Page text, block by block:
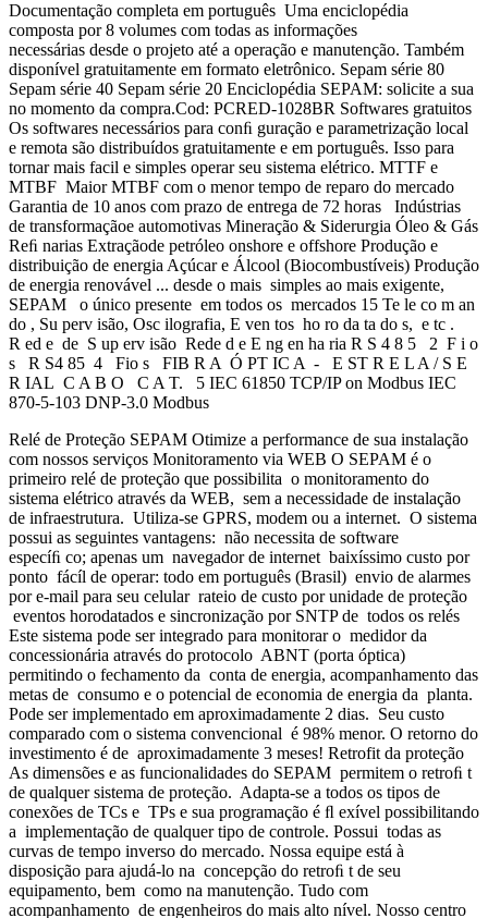
Documentação completa em português Uma enciclopédia
composta por 8 volumes com todas as informações
necessárias desde o projeto até a operação e manutenção. Também
disponível gratuitamente em formato eletrônico. Sepam série 80
Sepam série 40 Sepam série 20 Enciclopédia SEPAM: solicite a sua
no momento da compra.Cod: PCRED-1028BR Softwares gratuitos
Os softwares necessários para conﬁ guração e parametrização local
e remota são distribuídos gratuitamente e em português. Isso para
tornar mais facil e simples operar seu sistema elétrico. MTTF e
MTBF Maior MTBF com o menor tempo de reparo do mercado
Garantia de 10 anos com prazo de entrega de 72 horas Indústrias
de transformaçãoe automotivas Mineração & Siderurgia Óleo & Gás
Reﬁ narias Extraçãode petróleo onshore e offshore Produção e
distribuição de energia Açúcar e Álcool (Biocombustíveis) Produção
de energia renovável ... desde o mais simples ao mais exigente,
SEPAM o único presente em todos os mercados 15 Te le co m an
do , Su perv isão, Osc ilografia, E ven tos ho ro da ta do s, e tc .
R ed e de S up erv isão Rede d e E ng en ha ria R S 4 8 5 2 F i o
s R S4 85 4 Fio s FIB R A Ó PT IC A - E ST R E L A / S E
R IAL C A B O C A T. 5 IEC 61850 TCP/IP on Modbus IEC
870-5-103 DNP-3.0 Modbus
Relé de Proteção SEPAM Otimize a performance de sua instalação
com nossos serviços Monitoramento via WEB O SEPAM é o
primeiro relé de proteção que possibilita o monitoramento do
sistema elétrico através da WEB, sem a necessidade de instalação
de infraestrutura. Utiliza-se GPRS, modem ou a internet. O sistema
possui as seguintes vantagens: não necessita de software
especíﬁ co; apenas um navegador de internet baixíssimo custo por
ponto fácíl de operar: todo em português (Brasil) envio de alarmes
por e-mail para seu celular rateio de custo por unidade de proteção
eventos horodatados e sincronização por SNTP de todos os relés
Este sistema pode ser integrado para monitorar o medidor da
concessionária através do protocolo ABNT (porta óptica)
permitindo o fechamento da conta de energia, acompanhamento das
metas de consumo e o potencial de economia de energia da planta.
Pode ser implementado em aproximadamente 2 dias. Seu custo
comparado com o sistema convencional é 98% menor. O retorno do
investimento é de aproximadamente 3 meses! Retrofit da proteção
As dimensões e as funcionalidades do SEPAM permitem o retroﬁ t
de qualquer sistema de proteção. Adapta-se a todos os tipos de
conexões de TCs e TPs e sua programação é ﬂ exível possibilitando
a implementação de qualquer tipo de controle. Possui todas as
curvas de tempo inverso do mercado. Nossa equipe está à
disposição para ajudá-lo na concepção do retroﬁ t de seu
equipamento, bem como na manutenção. Tudo com
acompanhamento de engenheiros do mais alto nível. Nosso centro